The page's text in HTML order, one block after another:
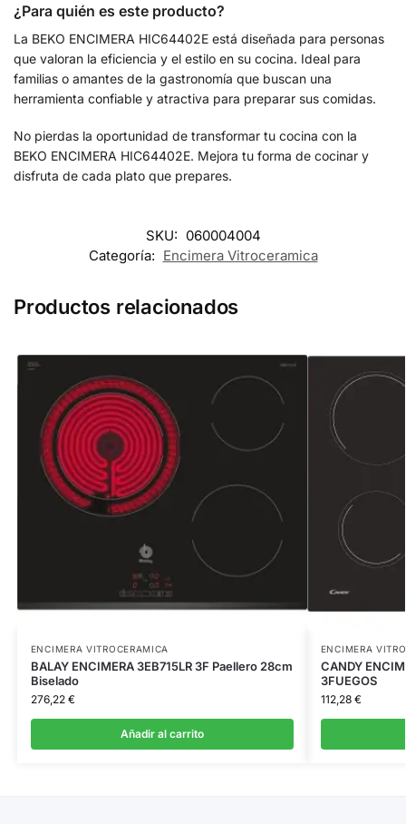
¿Para quién es este producto?
La BEKO ENCIMERA HIC64402E está diseñada para personas
que valoran la eficiencia y el estilo en su cocina. Ideal para
familias o amantes de la gastronomía que buscan una
herramienta confiable y atractiva para preparar sus comidas.
No pierdas la oportunidad de transformar tu cocina con la
BEKO ENCIMERA HIC64402E. Mejora tu forma de cocinar y
disfruta de cada plato que prepares.
SKU: 060004004
Categoría: Encimera Vitroceramica
Productos relacionados
ENCIMERA VITROCERAMICA
BALAY ENCIMERA 3EB715LR 3F Paellero 28cm
Biselado
276,22 €
Añadir al carrito
ENCIMERA
CANDY
3FUEGOS
112,28 €